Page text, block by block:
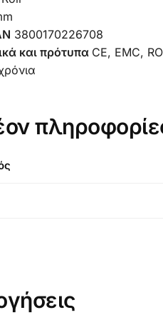
3800170226708
και πρότυπα CE, EMC,